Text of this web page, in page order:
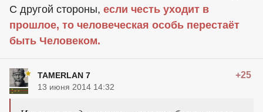
С другой стороны, если честь уходит в
прошлое, то человеческая особь перестаёт
быть Человеком.
TAMERLAN 7 +25
13 июня 2014 14:32